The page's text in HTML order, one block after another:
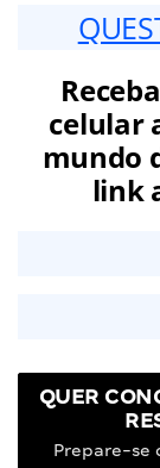
Receba
celular
mundo
link
QUER
Prepare-se